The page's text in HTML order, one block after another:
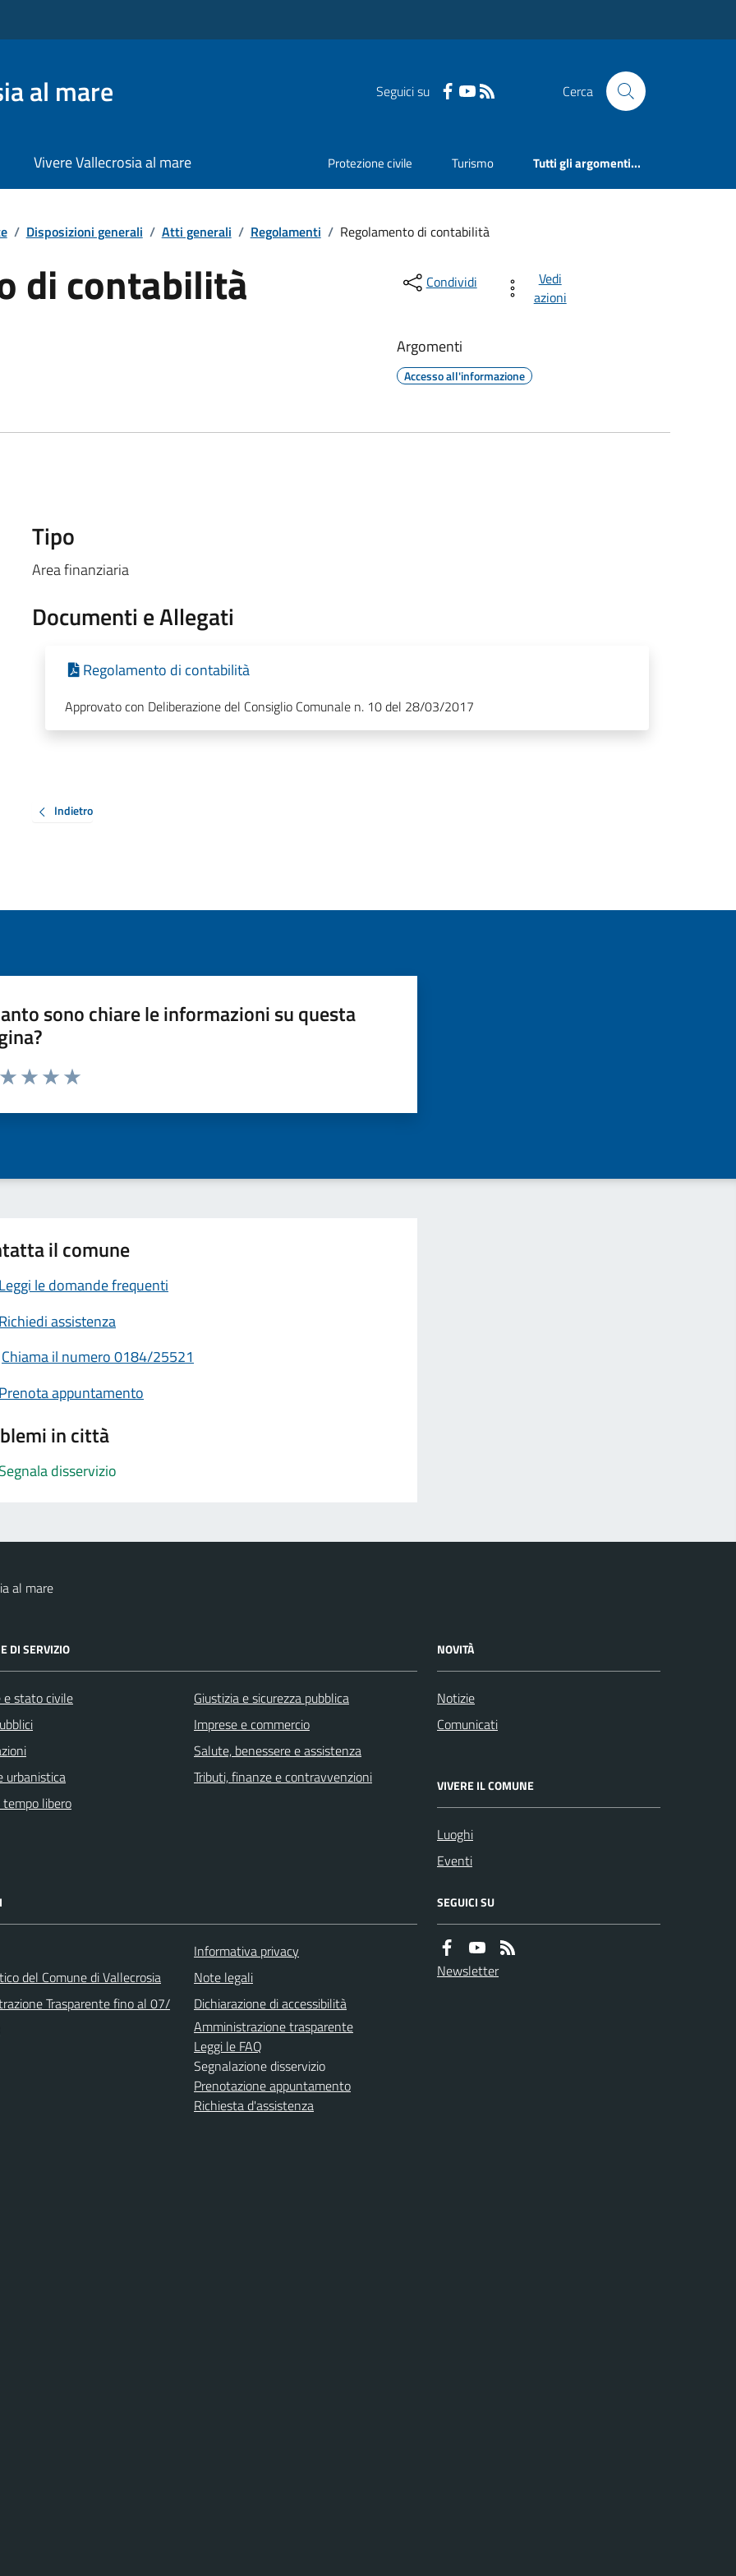
al mare Seguici su Cerca
Vivere Vallecrosia al mare Protezione civile Turismo Tutti gli argomenti...
/ Disposizioni generali / Atti generali / Regolamenti / Regolamento di contabilità
di contabilità Condividi
Vedi
azioni
Argomenti
Accesso all'informazione
Tipo
Area finanziaria
Documenti e Allegati
Regolamento di contabilità
Approvato con Deliberazione del Consiglio Comunale n. 10 del 28/03/2017
Indietro
sono chiare le informazioni su questa
da 1 a 5 stelle la pagina
il comune
Leggi le domande frequenti
Richiedi assistenza
Chiama il numero 0184/25521
Prenota appuntamento
in città
Segnala disservizio
al mare
DI SERVIZIO
e stato civile
urbanistica
libero
Giustizia e sicurezza pubblica
Imprese e commercio
Salute, benessere e assistenza
Tributi, finanze e contravvenzioni
NOVITÀ
Notizie
Comunicati
VIVERE IL COMUNE
Luoghi
Eventi
del Comune di Vallecrosia
Trasparente fino al 07/
Informativa privacy
Note legali
Dichiarazione di accessibilità
Amministrazione trasparente
Leggi le FAQ
Segnalazione disservizio
Prenotazione appuntamento
Richiesta d'assistenza
SEGUICI SU
Newsletter